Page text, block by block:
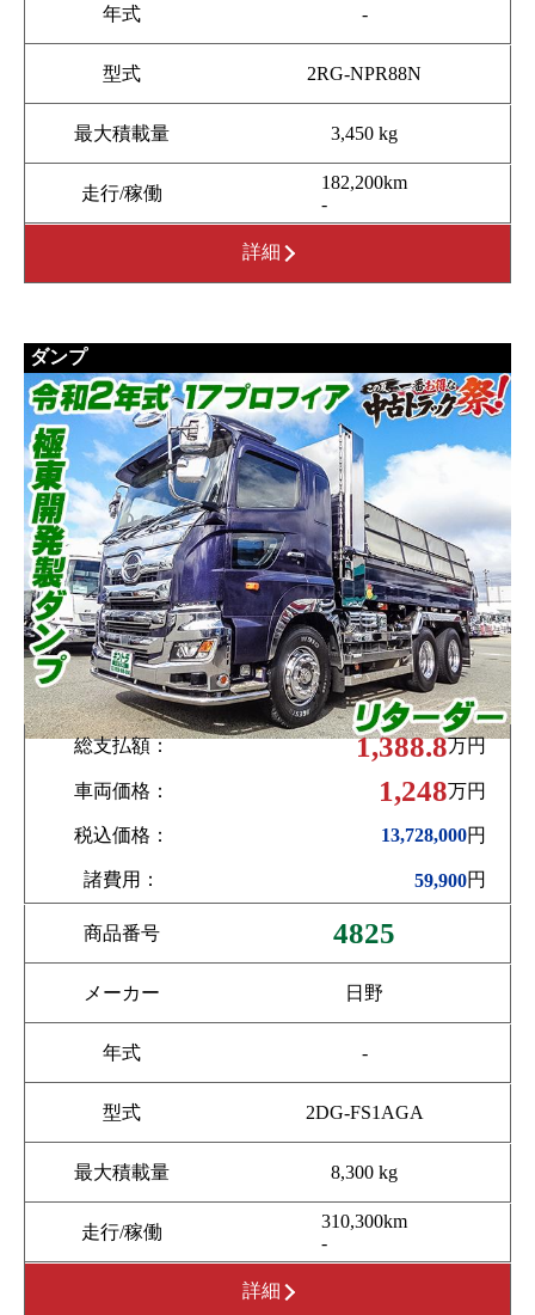
年式 -
型式 2RG-NPR88N
最大積載量 3,450 kg
走行/稼働
182,200km
-
詳細
ダンプ
総支払額： 1,388.8万円
車両価格： 1,248万円
税込価格： 13,728,000円
諸費用： 59,900円
商品番号 4825
メーカー 日野
年式 -
型式 2DG-FS1AGA
最大積載量 8,300 kg
走行/稼働
310,300km
-
詳細